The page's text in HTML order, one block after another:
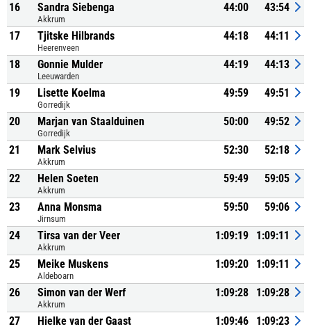
16 Sandra Siebenga
Akkrum
44:00 43:54
17 Tjitske Hilbrands
Heerenveen
44:18 44:11
18 Gonnie Mulder
Leeuwarden
44:19 44:13
19 Lisette Koelma
Gorredijk
49:59 49:51
20 Marjan van Staalduinen
Gorredijk
50:00 49:52
21 Mark Selvius
Akkrum
52:30 52:18
22 Helen Soeten
Akkrum
59:49 59:05
23 Anna Monsma
Jirnsum
59:50 59:06
24 Tirsa van der Veer
Akkrum
1:09:19 1:09:11
25 Meike Muskens
Aldeboarn
1:09:20 1:09:11
26 Simon van der Werf
Akkrum
1:09:28 1:09:28
27 Hielke van der Gaast 1:09:46 1:09:23